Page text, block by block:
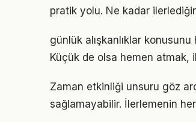
pratik yolu. Ne kadar
günlük alışkanlıklar
Küçük de olsa hemen
Zaman etkinliği unsuru göz
sağlamayabilir. İlerlemenin